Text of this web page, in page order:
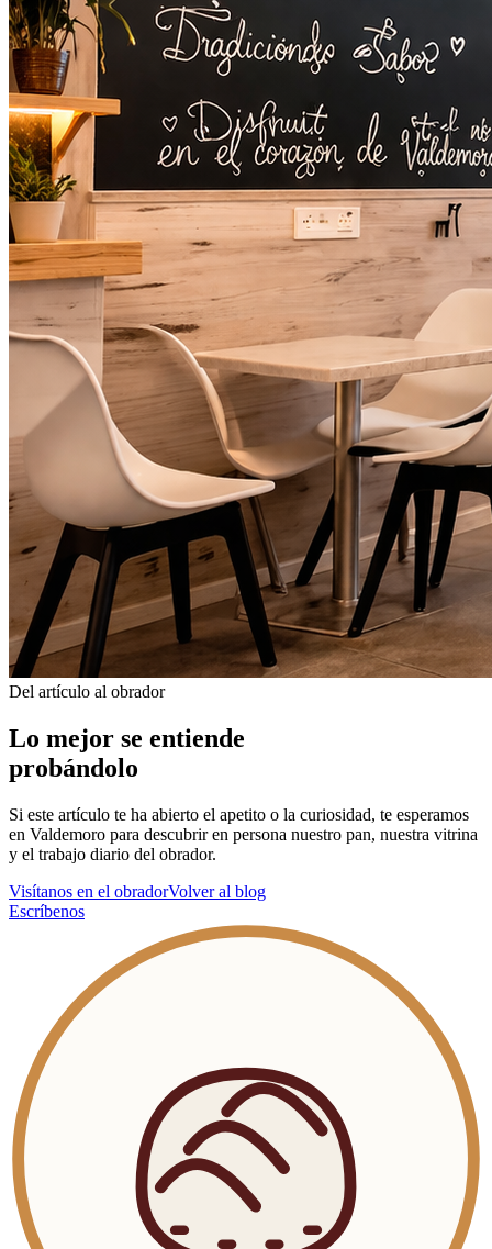
Del artículo al obrador
Lo mejor se entiende
probándolo
Si este artículo te ha abierto el apetito o la curiosidad, te esperamos
en Valdemoro para descubrir en persona nuestro pan, nuestra vitrina
y el trabajo diario del obrador.
Visítanos en el obradorVolver al blog
Escríbenos